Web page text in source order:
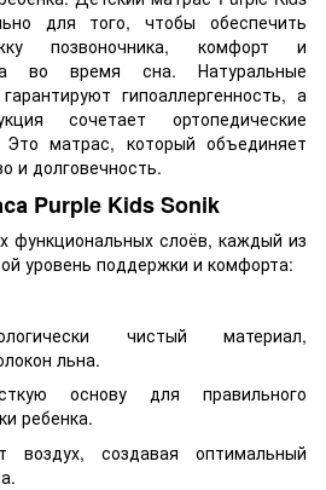
для того, чтобы обеспечить
позвоночника, комфорт и
во время сна. Натуральные
гипоаллергенность, а
сочетает ортопедические
матрас, который объединяет
и долговечность.
Purple Kids Sonik
функциональных слоёв, каждый из
уровень поддержки и комфорта:
чистый материал,
льна.
основу для правильного
ребенка.
воздух, создавая оптимальный